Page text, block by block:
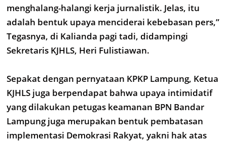
menghalang-halangi kerja jurnalistik. Jelas, itu
adalah bentuk upaya menciderai kebebasan pers,”
Tegasnya, di Kalianda pagi tadi, didampingi
Sekretaris KJHLS, Heri Fulistiawan.
Sepakat dengan pernyataan KPKP Lampung, Ketua
KJHLS juga berpendapat bahwa upaya intimidatif
yang dilakukan petugas keamanan BPN Bandar
Lampung juga merupakan bentuk pembatasan
implementasi Demokrasi Rakyat, yakni hak atas